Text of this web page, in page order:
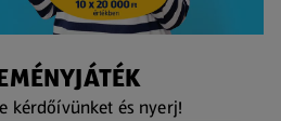
kérdőívünket és nyerj!